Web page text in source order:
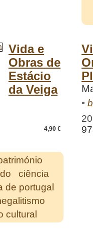
Vida e
Obras de
Estácio
da Veiga
4,90 €
ciência
de portugal
cultural
•